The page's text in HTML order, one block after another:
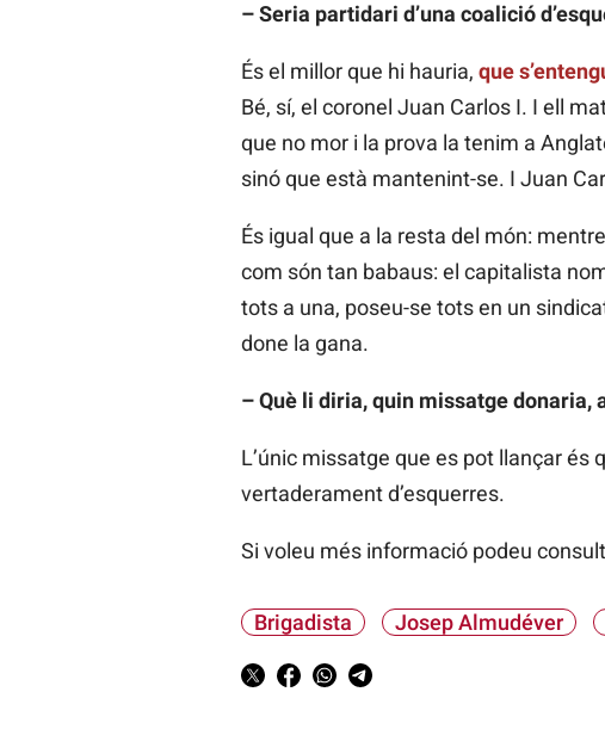
– Seria partidari d’una coalició
És el millor que hi hauria, que
Bé, sí, el coronel Juan Carlos I. I ell
que no mor i la prova la tenim a
sinó que està mantenint-se. I Juan
És igual que a la resta del món:
com són tan babaus: el capitalista
tots a una, poseu-se tots en un
done la gana.
– Què li diria, quin missatge donaria,
L’únic missatge que es pot llançar és
vertaderament d’esquerres.
Si voleu més informació podeu
Brigadista Josep Almudéver